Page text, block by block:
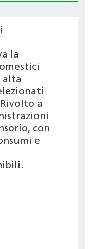
la
alta
a
con
e